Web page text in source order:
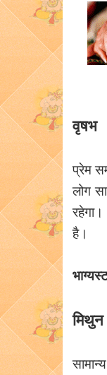
वृषभ
प्रेम
लोग
है।
मिथुन